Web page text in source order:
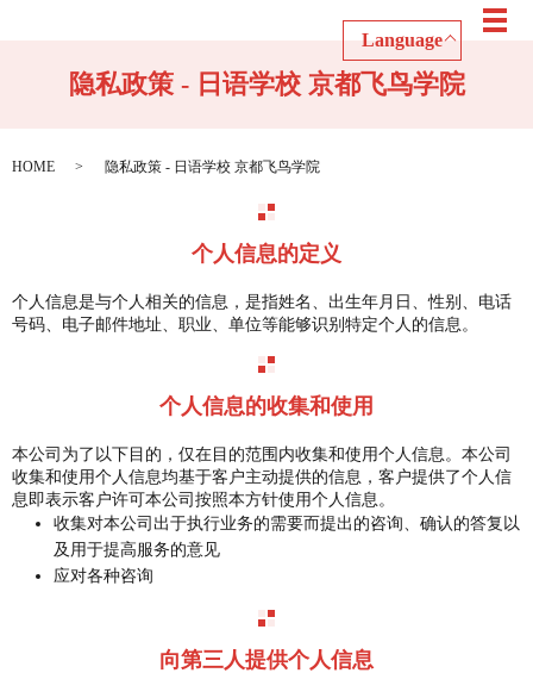
Language
メ
隐私政策 - 日语学校 京都飞鸟学院
HOME 隐私政策 - 日语学校 京都飞鸟学院
个人信息的定义
个人信息是与个人相关的信息，是指姓名、出生年月日、性别、电话
号码、电子邮件地址、职业、单位等能够识别特定个人的信息。
个人信息的收集和使用
本公司为了以下目的，仅在目的范围内收集和使用个人信息。本公司
收集和使用个人信息均基于客户主动提供的信息，客户提供了个人信
息即表示客户许可本公司按照本方针使用个人信息。
收集对本公司出于执行业务的需要而提出的咨询、确认的答复以
及用于提高服务的意见
应对各种咨询
向第三人提供个人信息